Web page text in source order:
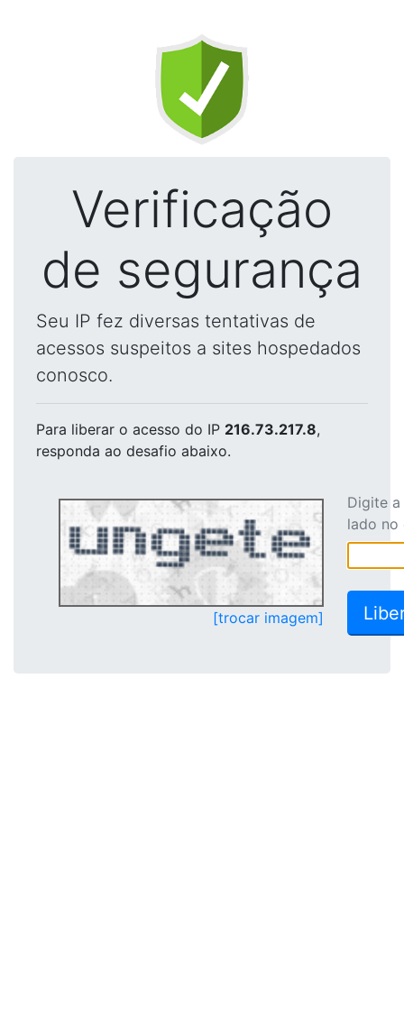
Verificação
de segurança
Seu IP fez diversas tentativas de
acessos suspeitos a sites hospedados
conosco.
Para liberar o acesso do IP 216.73.217.8,
responda ao desafio abaixo.
[trocar imagem]
Digite
lado no